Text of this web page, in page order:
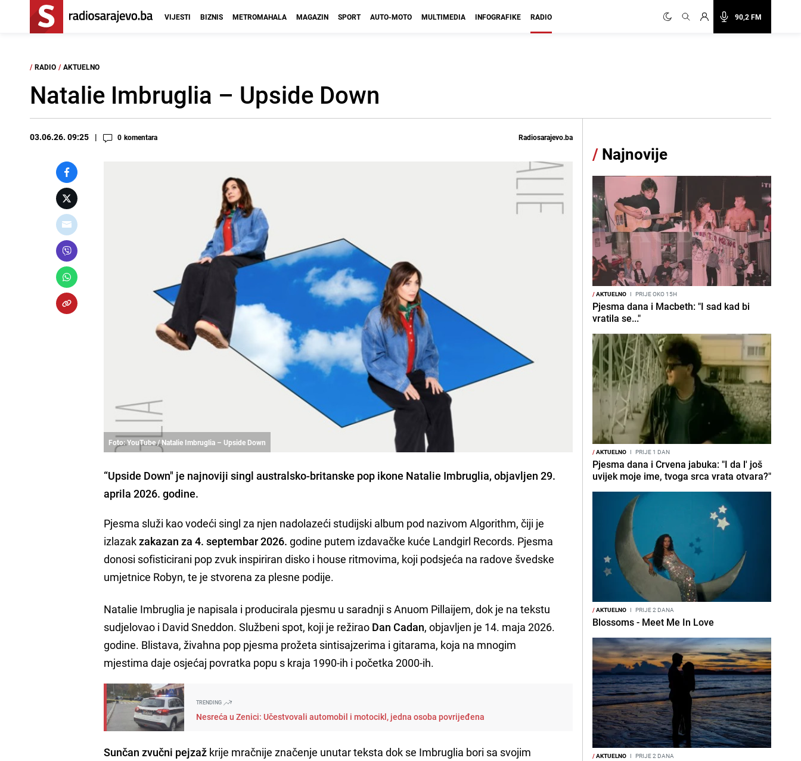
90,2 FM
VIJESTI BIZNIS METROMAHALA MAGAZIN SPORT AUTO-MOTO MULTIMEDIA INFOGRAFIKE RADIO
/ RADIO / AKTUELNO
Natalie Imbruglia – Upside Down
03.06.26. 09:25 0 komentara Radiosarajevo.ba
Foto: YouTube / Natalie Imbruglia – Upside Down
“Upside Down" je najnoviji singl australsko-britanske pop ikone Natalie Imbruglia, objavljen 29.
aprila 2026. godine.
Pjesma služi kao vodeći singl za njen nadolazeći studijski album pod nazivom Algorithm, čiji je
izlazakzakazan za 4. septembar 2026. godine putem izdavačke kuće Landgirl Records. Pjesma
donosi sofisticirani pop zvuk inspiriran disko i house ritmovima, koji podsjeća na radove švedske
umjetnice Robyn, te je stvorena za plesne podije.
Natalie Imbruglia je napisala i producirala pjesmu u saradnji s Anuom Pillaijem, dok je na tekstu
sudjelovao i David Sneddon. Službeni spot, koji je režirao Dan Cadan, objavljen je 14. maja 2026.
godine. Blistava, živahna pop pjesma prožeta sintisajzerima i gitarama, koja na mnogim
mjestima daje osjećaj povratka popu s kraja 1990-ih i početka 2000-ih.
TRENDING
Nesreća u Zenici: Učestvovali automobil i motocikl, jedna osoba povrijeđena
Sunčan zvučni pejzaž krije mračnije značenje unutar teksta dok se Imbruglia bori sa svojim
/ Najnovije
/AKTUELNO I PRIJE OKO 15H
Pjesma dana i Macbeth: "I sad kad bi
vratila se..."
/AKTUELNO I PRIJE 1 DAN
Pjesma dana i Crvena jabuka: "I da l' još
uvijek moje ime, tvoga srca vrata otvara?"
/AKTUELNO I PRIJE 2 DANA
Blossoms - Meet Me In Love
/AKTUELNO I PRIJE 2 DANA